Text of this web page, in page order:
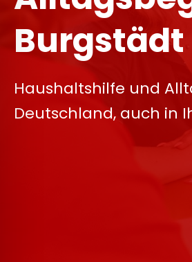
Burgstädt
Haushaltshilfe und
Deutschland, auch in